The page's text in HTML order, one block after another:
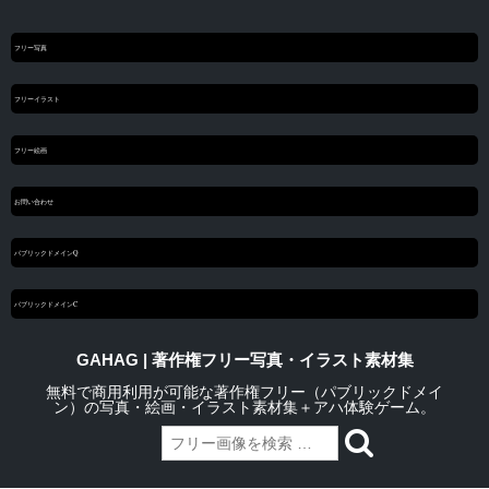
フリー写真
フリーイラスト
フリー絵画
お問い合わせ
パブリックドメインQ
パブリックドメインC
GAHAG | 著作権フリー写真・イラスト素材集
無料で商用利用が可能な著作権フリー（パブリックドメイ
ン）の写真・絵画・イラスト素材集＋アハ体験ゲーム。